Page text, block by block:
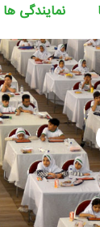
نمایندگی ها